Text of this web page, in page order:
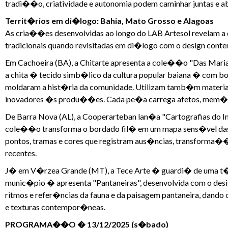
tradi��o, criatividade e autonomia podem caminhar juntas e
Territ�rios em di�logo: Bahia, Mato Grosso e Alagoas
As cria��es desenvolvidas ao longo do LAB Artesol
tradicionais quando revisitadas em di�logo com o design
Em Cachoeira (BA), a Chitarte apresenta a cole��o "Das
a chita � tecido simb�lico da cultura popular baiana � com
moldaram a hist�ria da comunidade. Utilizam tamb�m
inovadores �s produ��es. Cada pe�a carrega afetos,
De Barra Nova (AL), a Cooperarteban lan�a "Cartografias
cole��o transforma o bordado fil� em um mapa sens�vel
pontos, tramas e cores que registram aus�ncias,
recentes.
J� em V�rzea Grande (MT), a Tece Arte � guardi� de uma
munic�pio � apresenta "Pantaneiras", desenvolvida com o
ritmos e refer�ncias da fauna e da paisagem pantaneira,
e texturas contempor�neas.
PROGRAMA��O � 13/12/2025 (s�bado)